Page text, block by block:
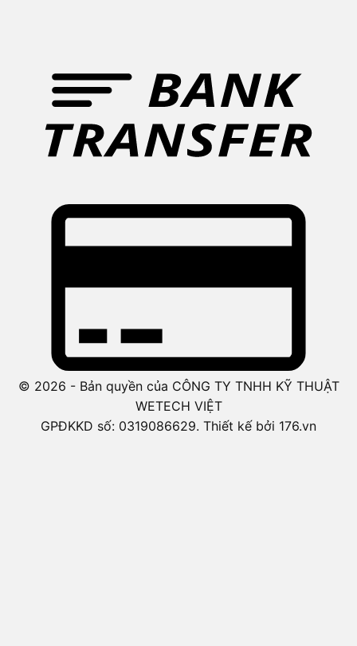
© 2026 - Bản quyền của CÔNG TY TNHH KỸ THUẬT
WETECH VIỆT
GPĐKKD số: 0319086629. Thiết kế bởi 176.vn